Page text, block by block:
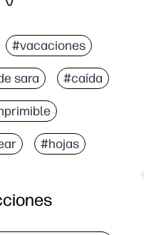
#vacaciones
sara #caída
#hojas